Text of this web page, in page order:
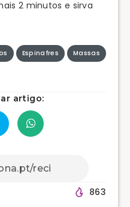
2 minutos e sirva
Espinafres Massas
artigo:
863